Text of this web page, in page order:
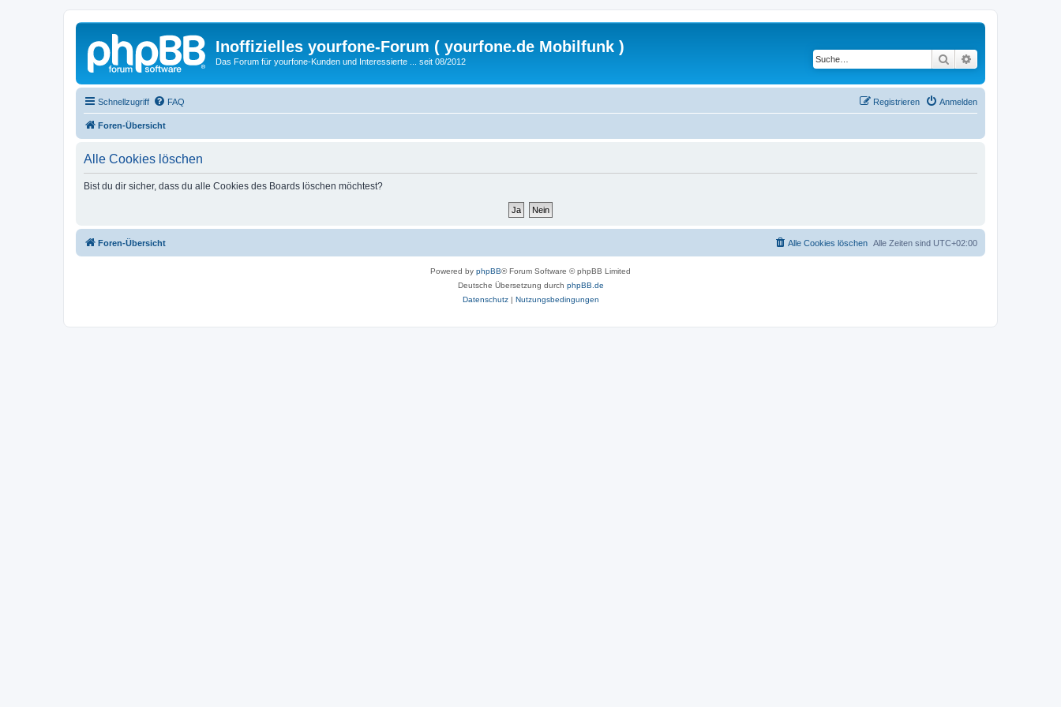
Inoffizielles yourfone-Forum ( yourfone.de Mobilfunk )
Das Forum für yourfone-Kunden und Interessierte ... seit 08/2012 Suche
Schnellzugriff FAQ Anmelden
Registrieren
Foren-Übersicht
Alle Cookies löschen
Bist du dir sicher, dass du alle Cookies des Boards löschen möchtest?
Foren-Übersicht Alle Zeiten sind UTC+02:00
Alle Cookies löschen
Powered by phpBB® Forum Software © phpBB Limited
Deutsche Übersetzung durch phpBB.de
Datenschutz| Nutzungsbedingungen